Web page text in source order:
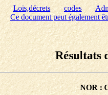
Lois,décrets codes
Ce document peut également
Résultats
NOR :